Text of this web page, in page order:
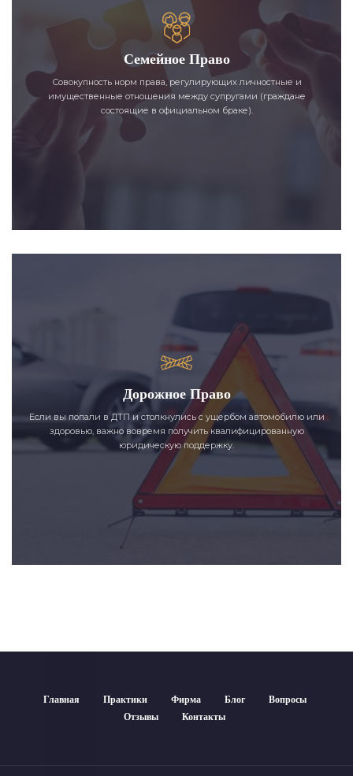
Семейное Право
Совокупность норм права, регулирующих личностные и
имущественные отношения между супругами (граждане
состоящие в официальном браке).
Дорожное Право
Если вы попали в ДТП и столкнулись с ущербом автомобилю или
здоровью, важно вовремя получить квалифицированную
юридическую поддержку.
Главная Практики Фирма Блог
Вопросы
Отзывы
Контакты